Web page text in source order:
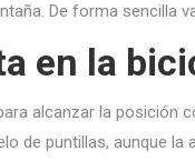
De forma sencilla
en la
alcanzar la posición
de puntillas, aunque